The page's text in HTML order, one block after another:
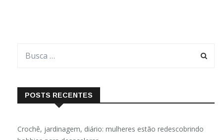
POSTS RECENTES
Crochê, jardinagem, diário: mulheres estão redescobrindo